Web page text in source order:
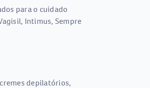
para o cuidado
Intimus, Sempre
depilatórios,